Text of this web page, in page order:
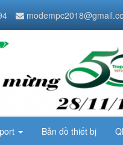
Bản đồ thiết bị